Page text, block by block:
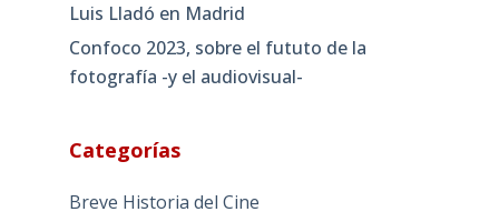
Luis Lladó en Madrid
Confoco 2023, sobre el fututo de la
fotografía -y el audiovisual-
Categorías
Breve Historia del Cine